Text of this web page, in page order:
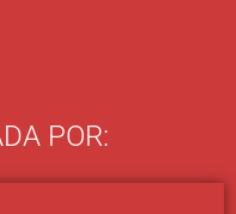
POR: